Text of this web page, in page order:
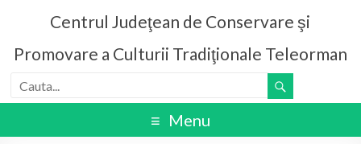
Centrul Judeţean de Conservare şi
Promovare a Culturii Tradiţionale Teleorman
Menu